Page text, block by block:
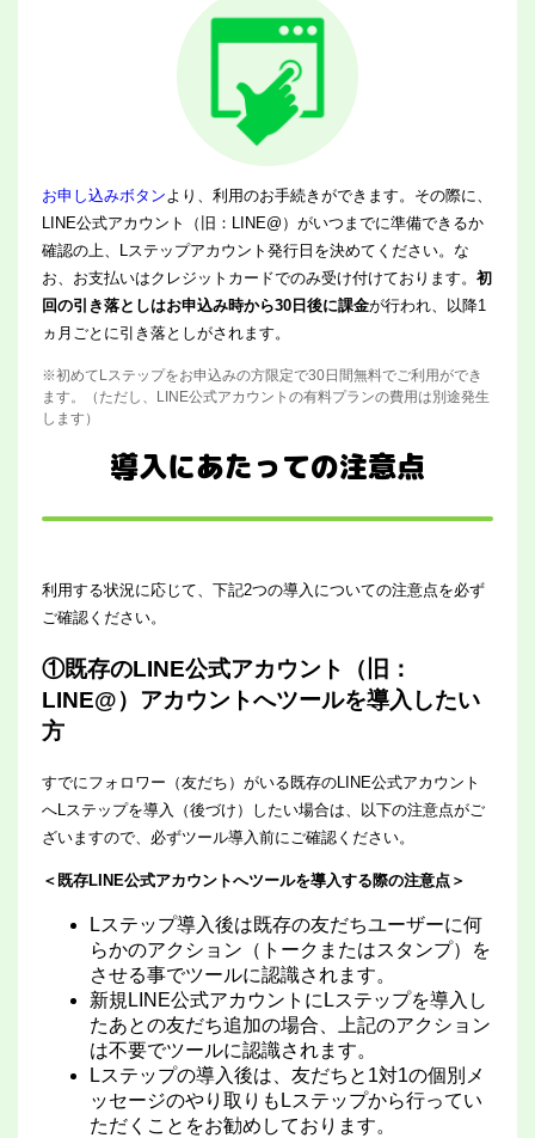
お申し込みボタン より、利用のお手続きができます。その際に、
LINE公式アカウント（旧：LINE@）がいつまでに準備できるか
確認の上、Lステップアカウント発行日を決めてください。な
お、お支払いはクレジットカードでのみ受け付けております。 初
回の引き落としはお申込み時から30日後に課金が行われ、以降1
ヵ月ごとに引き落としがされます。
※初めてLステップをお申込みの方限定で30日間無料でご利用ができ
ます。（ただし、LINE公式アカウントの有料プランの費用は別途発生
します）
導入にあたっての注意点
利用する状況に応じて、下記2つの導入についての注意点を必ず
ご確認ください。
①既存のLINE公式アカウント（旧：
LINE@）アカウントへツールを導入したい
方
すでにフォロワー（友だち）がいる既存のLINE公式アカウント
へLステップを導入（後づけ）したい場合は、以下の注意点がご
ざいますので、必ずツール導入前にご確認ください。
＜既存LINE公式アカウントへツールを導入する際の注意点＞
Lステップ導入後は既存の友だちユーザーに何
らかのアクション（トークまたはスタンプ）を
させる事でツールに認識されます。
新規LINE公式アカウントにLステップを導入し
たあとの友だち追加の場合、上記のアクション
は不要でツールに認識されます。
Lステップの導入後は、友だちと1対1の個別メ
ッセージのやり取りもLステップから行ってい
ただくことをお勧めしております。